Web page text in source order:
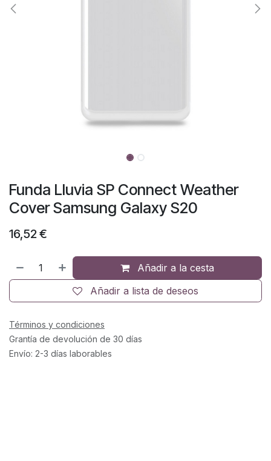
Funda Lluvia SP Connect Weather
Cover Samsung Galaxy S20
16,52€
Añadir a la cesta
Añadir a lista de deseos
Términos y condiciones
Grantía de devolución de 30 días
Envío: 2-3 días laborables